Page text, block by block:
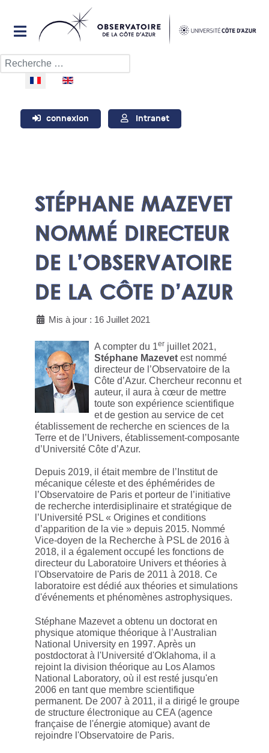
Rechercher
Sélectionnez votre langue
connexion Intranet
STÉPHANE MAZEVET
NOMMÉ DIRECTEUR
DE L’OBSERVATOIRE
DE LA CÔTE D’AZUR
Mis à jour : 16 Juillet 2021
A compter du 1er juillet 2021,
Stéphane Mazevet est nommé
directeur de l’Observatoire de la
Côte d’Azur. Chercheur reconnu et
auteur, il aura à cœur de mettre
toute son expérience scientifique
et de gestion au service de cet
établissement de recherche en sciences de la
Terre et de l’Univers, établissement-composante
d’Université Côte d’Azur.
Depuis 2019, il était membre de l’Institut de
mécanique céleste et des éphémérides de
l’Observatoire de Paris et porteur de l’initiative
de recherche interdisiplinaire et stratégique de
l’Université PSL « Origines et conditions
d’apparition de la vie » depuis 2015. Nommé
Vice-doyen de la Recherche à PSL de 2016 à
2018, il a également occupé les fonctions de
directeur du Laboratoire Univers et théories à
l'Observatoire de Paris de 2011 à 2018. Ce
laboratoire est dédié aux théories et simulations
d'événements et phénomènes astrophysiques.
Stéphane Mazevet a obtenu un doctorat en
physique atomique théorique à l’Australian
National University en 1997. Après un
postdoctorat à l'Université d'Oklahoma, il a
rejoint la division théorique au Los Alamos
National Laboratory, où il est resté jusqu'en
2006 en tant que membre scientifique
permanent. De 2007 à 2011, il a dirigé le groupe
de structure électronique au CEA (agence
française de l'énergie atomique) avant de
rejoindre l'Observatoire de Paris.